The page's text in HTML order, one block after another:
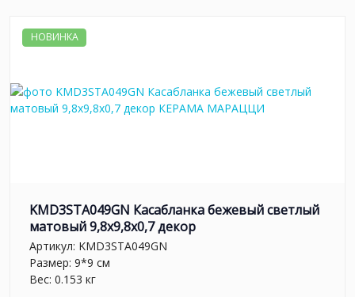
НОВИНКА
KMD3STA049GN Касабланка бежевый светлый
матовый 9,8x9,8x0,7 декор
Артикул: KMD3STA049GN
Размер: 9*9 см
Вес: 0.153 кг